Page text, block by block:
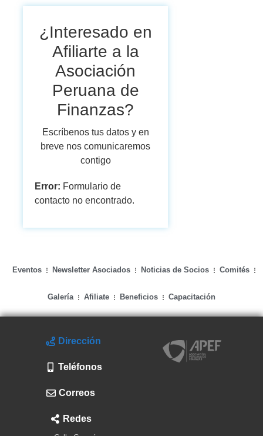
¿Interesado en
Afiliarte a la
Asociación
Peruana de
Finanzas?
Escríbenos tus datos y en
breve nos comunicaremos
contigo
Error: Formulario de
contacto no encontrado.
Eventos Newsletter Asociados Noticias de Socios Comités
Galería Afiliate Beneficios Capacitación
Dirección
Teléfonos
Correos
Redes